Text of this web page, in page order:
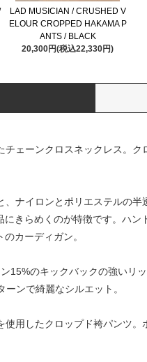
LAD MUSICIAN / CRUSHED V
ELOUR CROPPED HAKAMA P
ANTS / BLACK
20,300円(税込22,330円)
チェーンクロスネックレス。
、ナイロンとポリエステルの
きらめくのが特徴です。ハ
カーディガン。
15%のキックバックの強い
ンで綺麗なシルエット。
使用したクロップド袴パンツ